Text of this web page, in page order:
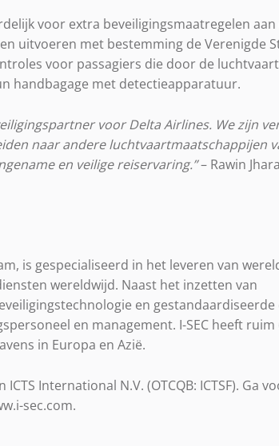
voor extra beveiligingsmaatregelen
uitvoeren met bestemming de Verenigde
voor passagiers die door de
handbagage met detectieapparatuur.
voor Delta Airlines. We zijn
naar andere luchtvaartmaatschappijen
en veilige reiservaring.”– Rawin
is gespecialiseerd in het leveren van
wereldwijd. Naast het inzetten van
en
en management. I-SEC heeft ruim
in Europa en Azië.
International N.V. (OTCQB: ICTSF). Ga
sec.com.